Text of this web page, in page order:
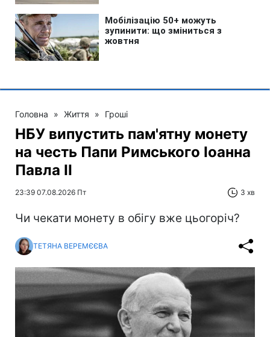
Головна » Життя » Гроші
НБУ випустить пам'ятну монету
на честь Папи Римського Іоанна
Павла II
23:39 07.08.2026 Пт 3 хв
Чи чекати монету в обігу вже цьогоріч?
ТЕТЯНА ВЕРЕМЄЄВА